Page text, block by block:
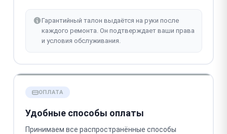
Гарантийный талон выдаётся на руки после
каждого ремонта. Он подтверждает ваши права
и условия обслуживания.
ОПЛАТА
Удобные способы оплаты
Принимаем все распространённые способы